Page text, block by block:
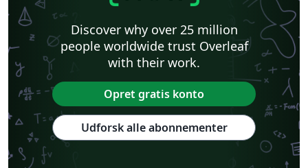
Discover why over 25 million
people worldwide trust Overleaf
with their work.
Opret gratis konto
Udforsk alle abonnementer